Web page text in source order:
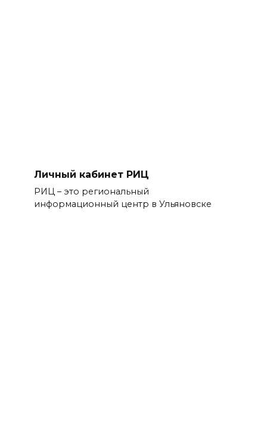
Личный кабинет РИЦ
РИЦ – это региональный
информационный центр в Ульяновске